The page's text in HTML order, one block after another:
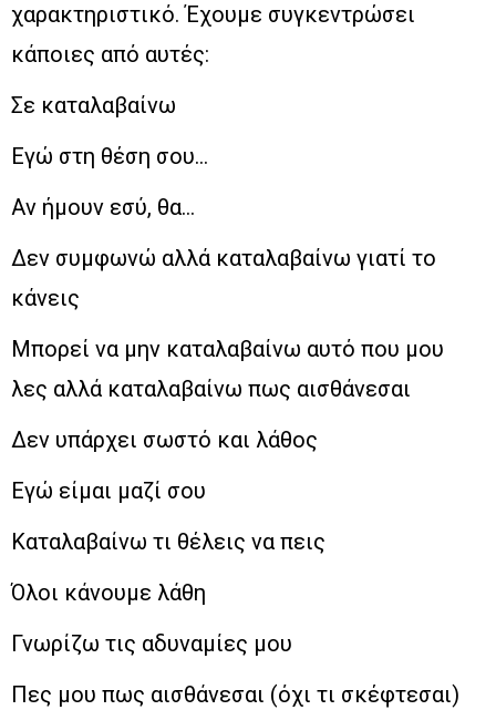
χαρακτηριστικό. Έχουμε συγκεντρώσει
κάποιες από αυτές:
Σε καταλαβαίνω
Εγώ στη θέση σου…
Αν ήμουν εσύ, θα…
Δεν συμφωνώ αλλά καταλαβαίνω γιατί το
κάνεις
Μπορεί να μην καταλαβαίνω αυτό που μου
λες αλλά καταλαβαίνω πως αισθάνεσαι
Δεν υπάρχει σωστό και λάθος
Εγώ είμαι μαζί σου
Καταλαβαίνω τι θέλεις να πεις
Όλοι κάνουμε λάθη
Γνωρίζω τις αδυναμίες μου
Πες μου πως αισθάνεσαι (όχι τι σκέφτεσαι)